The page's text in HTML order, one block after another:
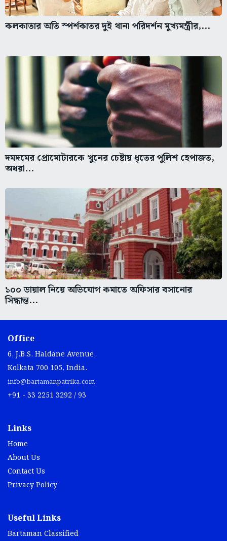
কলকাতার অতি স্পর্শকাতর দুই থানা পরিদর্শন মুখ্যমন্ত্রীর,...
দমদমের প্রোমোটারকে খুনের চেষ্টায় ধৃতের পুলিশ হেপাজত,
অধরা...
১০০ ডায়াল নিয়ে অভিযোগ কমাতে অফিসার বসানোর
সিদ্ধান্ত...
Office
6, J.B.S. Haldane Avenue,
Kolkata 700 105, India.
info@bartamanpatrika.com
+91 - 33 2251 3292 / 93
Links
Home
About Us
Contact Us
Privacy Policy
Useful Links
Bartaman Classified